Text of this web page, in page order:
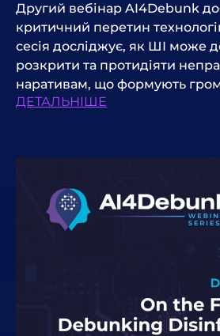
Другий вебінар AI4Debunk
критичний перетин
сесія досліджує, як ШІ може
розкрити та протидіяти
наративам, що формують
ДЕТАЛЬНІШЕ